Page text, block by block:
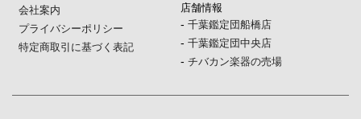
会社案内
プライバシーポリシー
特定商取引に基づく表記
店舗情報
- 千葉鑑定団船橋店
- 千葉鑑定団中央店
- チバカン楽器の売場